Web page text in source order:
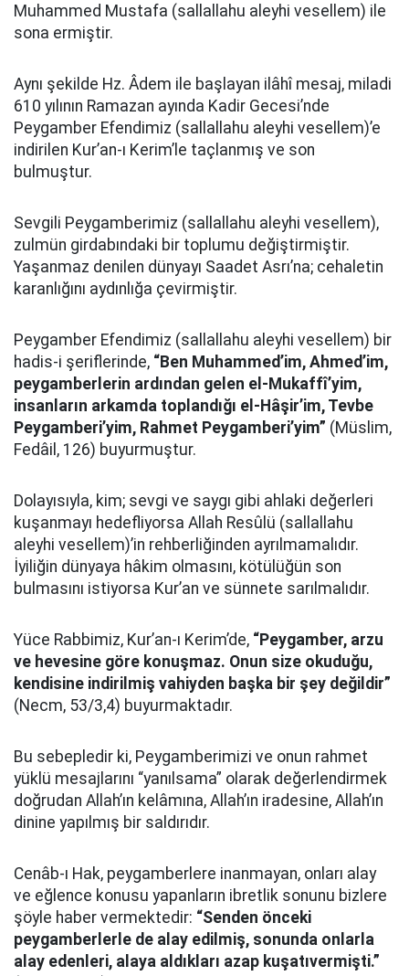
Muhammed Mustafa (sallallahu aleyhi vesellem) ile
sona ermiştir.
Aynı şekilde Hz. Âdem ile başlayan ilâhî mesaj, miladi
610 yılının Ramazan ayında Kadir Gecesi’nde
Peygamber Efendimiz (sallallahu aleyhi vesellem)’e
indirilen Kur’an-ı Kerim’le taçlanmış ve son
bulmuştur.
Sevgili Peygamberimiz (sallallahu aleyhi vesellem),
zulmün girdabındaki bir toplumu değiştirmiştir.
Yaşanmaz denilen dünyayı Saadet Asrı’na; cehaletin
karanlığını aydınlığa çevirmiştir.
Peygamber Efendimiz (sallallahu aleyhi vesellem) bir
hadis-i şeriflerinde, “Ben Muhammed’im, Ahmed’im,
peygamberlerin ardından gelen el-Mukaffî’yim,
insanların arkamda toplandığı el-Hâşir’im, Tevbe
Peygamberi’yim, Rahmet Peygamberi’yim” (Müslim,
Fedâil, 126) buyurmuştur.
Dolayısıyla, kim; sevgi ve saygı gibi ahlaki değerleri
kuşanmayı hedefliyorsa Allah Resûlü (sallallahu
aleyhi vesellem)’in rehberliğinden ayrılmamalıdır.
İyiliğin dünyaya hâkim olmasını, kötülüğün son
bulmasını istiyorsa Kur’an ve sünnete sarılmalıdır.
Yüce Rabbimiz, Kur’an-ı Kerim’de, “Peygamber, arzu
ve hevesine göre konuşmaz. Onun size okuduğu,
kendisine indirilmiş vahiyden başka bir şey değildir”
(Necm, 53/3,4) buyurmaktadır.
Bu sebepledir ki, Peygamberimizi ve onun rahmet
yüklü mesajlarını “yanılsama” olarak değerlendirmek
doğrudan Allah’ın kelâmına, Allah’ın iradesine, Allah’ın
dinine yapılmış bir saldırıdır.
Cenâb-ı Hak, peygamberlere inanmayan, onları alay
ve eğlence konusu yapanların ibretlik sonunu bizlere
şöyle haber vermektedir: “Senden önceki
peygamberlerle de alay edilmiş, sonunda onlarla
alay edenleri, alaya aldıkları azap kuşatıvermişti.”